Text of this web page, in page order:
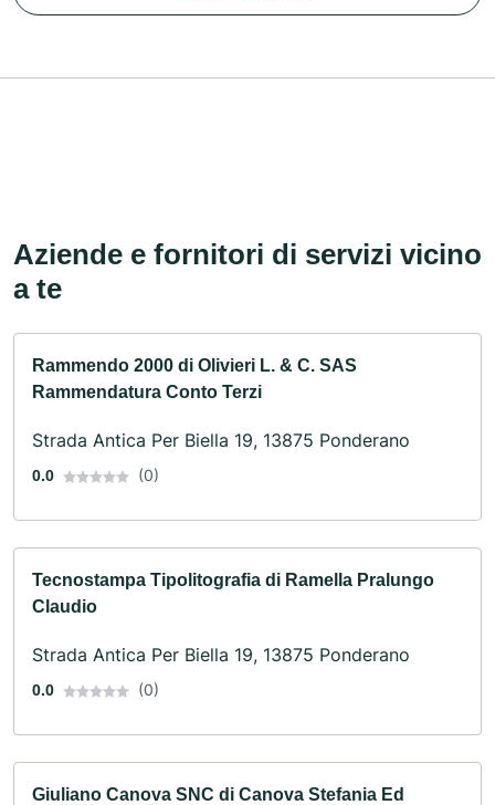
Aziende e fornitori di servizi vicino
a te
Rammendo 2000 di Olivieri L. & C. SAS
Rammendatura Conto Terzi
Strada Antica Per Biella 19, 13875 Ponderano
0.0 (0)
Tecnostampa Tipolitografia di Ramella Pralungo
Claudio
Strada Antica Per Biella 19, 13875 Ponderano
0.0 (0)
Giuliano Canova SNC di Canova Stefania Ed